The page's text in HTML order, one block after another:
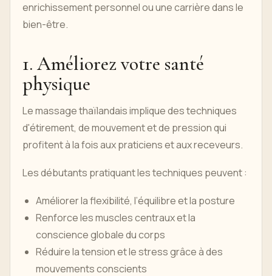
enrichissement personnel ou une carrière dans le
bien-être.
1. Améliorez votre santé
physique
Le massage thaïlandais implique des techniques
d'étirement, de mouvement et de pression qui
profitent à la fois aux praticiens et aux receveurs.
Les débutants pratiquant les techniques peuvent :
Améliorer la flexibilité, l’équilibre et la posture
Renforce les muscles centraux et la
conscience globale du corps
Réduire la tension et le stress grâce à des
mouvements conscients